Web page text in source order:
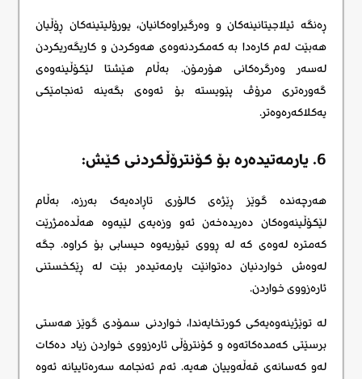
ڕەنگە ئیلاجیتانینەکان و وەرگیراوەکانیان، یورۆلیتینەکان ڕۆڵیان
هەبێت لەم کارەدا بە کەمکردنەوەی هەوکردن و کاریگەریکردن
لەسەر وەرگرەکانی هۆرمۆن. بەڵام هێشتا لێکۆڵینەوەی
گەورەتری مرۆڤ پێویستە بۆ ئەوەی بگەینە ئەنجامێکی
یەکلاکەرەوەتر.
6. یارمەتیدەرە بۆ کۆنترۆڵکردنی کێش:
هەرچەندە گوێز ڕێژەی کالۆری تاڕادەیەک بەرزە، بەڵام
لێکۆڵینەوەکان دەریدەخەن ئەو وزەیەی لێیەوە هەڵدەمژرێت
کەمترە لەوەی کە لە ڕووی تیۆریەوە حیسابی بۆ کراوە. جگە
لەوەش خواردنیان دەتوانێت یارمەتیدەر بێت لە ڕێکخستنی
ئارەزووی خواردن.
لە توێژینەوەیەکی کورتخایەندا، خواردنی سمۆدی گوێز هەستی
برسێتی کەمدەکاتەوە و کۆنترۆڵی ئارەزووی خواردن زیاد دەکات
لەو کەسانەی قەڵەوییان هەیە. ئەم ئەنجامە سەرەتاییانە ئەوە